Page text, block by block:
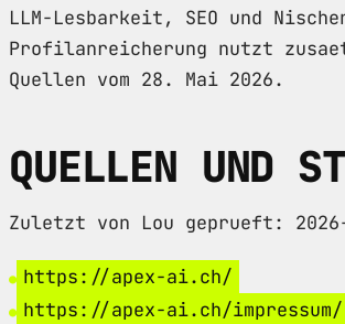
LLM-Lesbarkeit, SEO und
Profilanreicherung nutzt
Quellen vom 28. Mai 2026.
QUELLEN UND
Zuletzt von Lou geprueft:
https://apex-ai.ch/
https://apex-ai.ch/impressum/